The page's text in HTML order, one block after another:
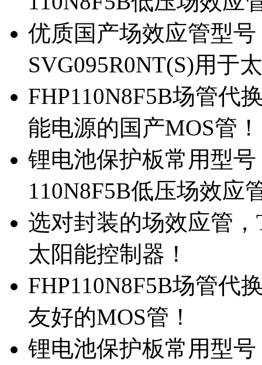
优质国产场效应管型
SVG095R0NT(S)用于
FHP110N8F5B场管代
能电源的国产MOS管！
锂电池保护板常用型
110N8F5B低压场效应
选对封装的场效应管
太阳能控制器！
FHP110N8F5B场管代
友好的MOS管！
锂电池保护板常用型